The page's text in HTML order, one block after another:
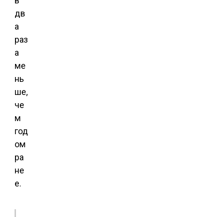
дв
а
раз
а
ме
нь
ше,
че
м
год
ом
ра
не
е.